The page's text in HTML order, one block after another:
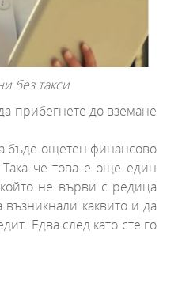
без такси
прибегнете до вземане
бъде ощетен финансово
Така че това е още един
не върви с редица
каквито и да
Едва след като сте го